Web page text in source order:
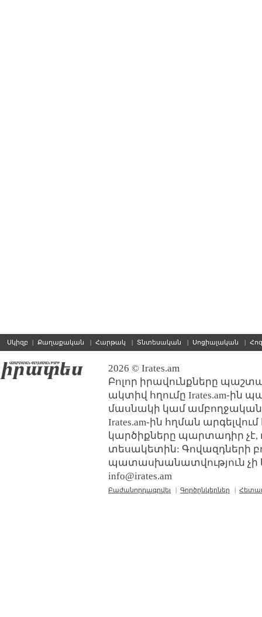
Սկիզբ | Քաղաքական | Հարթակ | Տնտեսական | Սոցիալական |
2026 © Irates.am
Բոլոր իրավունքները
ակտիվ հղումը Irates.am-ին
մասնակի կամ ամբողջական
Irates.am-ին հղման
կարծիքները պարտադիր չէ,
տեսակետին: Գովազդների
պատասխանատվություն չի
info@irates.am
Բաժանորդագրվել | Գործընկերներ |